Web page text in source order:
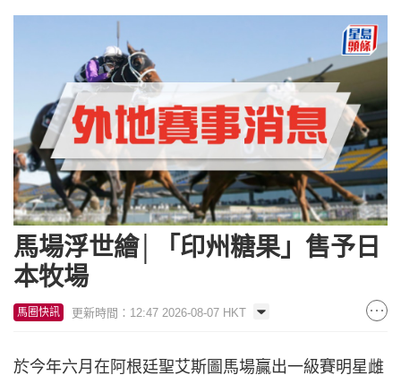
馬場浮世繪│「印州糖果」售予日
本牧場
馬圈快訊 更新時間：12:47 2026-08-07 HKT
於今年六月在阿根廷聖艾斯圖馬場贏出一級賽明星雌